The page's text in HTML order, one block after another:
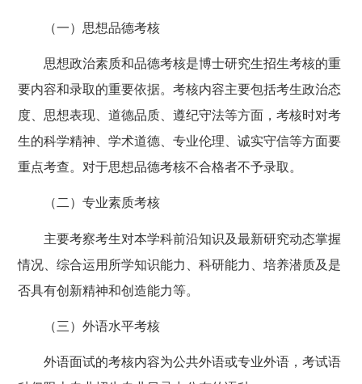
（一）思想品德考核
思想政治素质和品德考核是博士研究生招生考核的重
要内容和录取的重要依据。考核内容主要包括考生政治态
度、思想表现、道德品质、遵纪守法等方面，考核时对考
生的科学精神、学术道德、专业伦理、诚实守信等方面要
重点考查。对于思想品德考核不合格者不予录取。
（二）专业素质考核
主要考察考生对本学科前沿知识及最新研究动态掌握
情况、综合运用所学知识能力、科研能力、培养潜质及是
否具有创新精神和创造能力等。
（三）外语水平考核
外语面试的考核内容为公共外语或专业外语，考试语